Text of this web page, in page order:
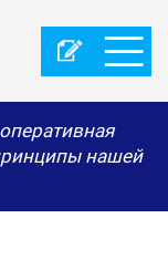
нашей